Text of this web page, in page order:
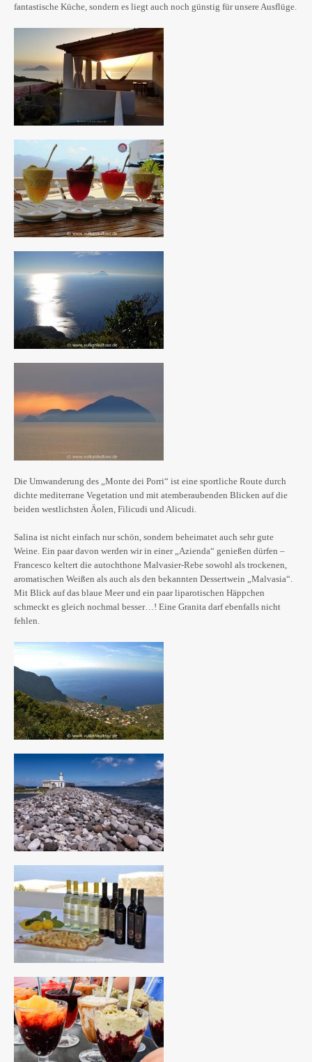
fantastische Küche, sondern es liegt auch noch günstig für unsere Ausflüge.
Die Umwanderung des „Monte dei Porri“ ist eine sportliche Route durch
dichte mediterrane Vegetation und mit atemberaubenden Blicken auf die
beiden westlichsten Äolen, Filicudi und Alicudi.
Salina ist nicht einfach nur schön, sondern beheimatet auch sehr gute
Weine. Ein paar davon werden wir in einer „Azienda“ genießen dürfen –
Francesco keltert die autochthone Malvasier-Rebe sowohl als trockenen,
aromatischen Weißen als auch als den bekannten Dessertwein „Malvasia“.
Mit Blick auf das blaue Meer und ein paar liparotischen Häppchen
schmeckt es gleich nochmal besser…! Eine Granita darf ebenfalls nicht
fehlen.